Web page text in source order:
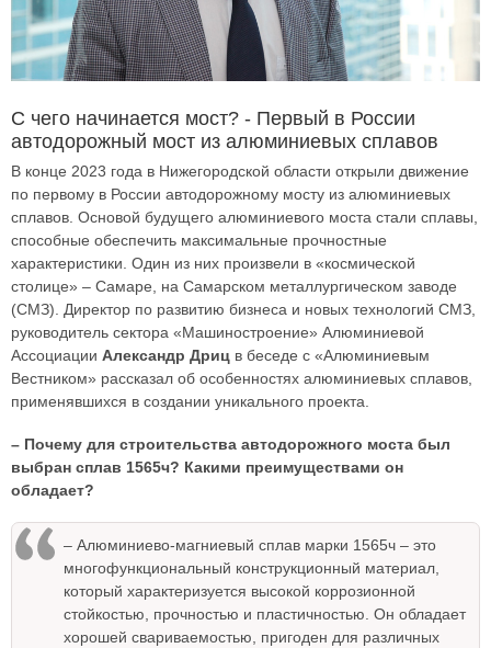
С чего начинается мост? - Первый в России
автодорожный мост из алюминиевых сплавов
В конце 2023 года в Нижегородской области открыли движение
по первому в России автодорожному мосту из алюминиевых
сплавов. Основой будущего алюминиевого моста стали сплавы,
способные обеспечить максимальные прочностные
характеристики. Один из них произвели в «космической
столице» – Самаре, на Самарском металлургическом заводе
(СМЗ). Директор по развитию бизнеса и новых технологий СМЗ,
руководитель сектора «Машиностроение» Алюминиевой
Ассоциации Александр Дриц в беседе с «Алюминиевым
Вестником» рассказал об особенностях алюминиевых сплавов,
применявшихся в создании уникального проекта.
– Почему для строительства автодорожного моста был
выбран сплав 1565ч? Какими преимуществами он
обладает?
– Алюминиево-магниевый сплав марки 1565ч – это
многофункциональный конструкционный материал,
который характеризуется высокой коррозионной
стойкостью, прочностью и пластичностью. Он обладает
хорошей свариваемостью, пригоден для различных